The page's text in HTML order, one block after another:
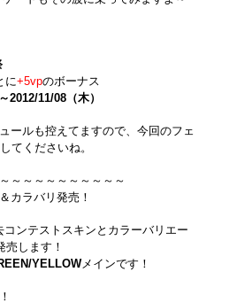
に+5vpのボーナス
2012/11/08（木）
ールも控えてますので、今回のフェ
てくださいね。
～～～～～～～～～～
カラバリ発売！
コンテストスキンとカラーバリエー
売します！
YELLOWメインです！